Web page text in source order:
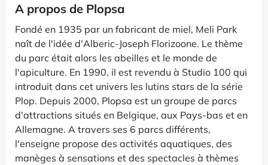
A propos de Plopsa
Fondé en 1935 par un fabricant de miel, Meli Park
naît de l'idée d'Alberic-Joseph Florizoone. Le thème
du parc était alors les abeilles et le monde de
l'apiculture. En 1990, il est revendu à Studio 100 qui
introduit dans cet univers les lutins stars de la série
Plop. Depuis 2000, Plopsa est un groupe de parcs
d'attractions situés en Belgique, aux Pays-bas et en
Allemagne. A travers ses 6 parcs différents,
l'enseigne propose des activités aquatiques, des
manèges à sensations et des spectacles à thèmes